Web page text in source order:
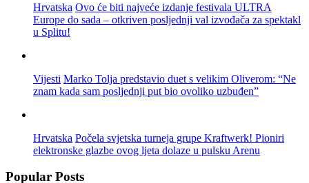
Hrvatska Ovo će biti najveće izdanje festivala ULTRA
Europe do sada – otkriven posljednji val izvođača za spektakl
u Splitu!
Vijesti Marko Tolja predstavio duet s velikim Oliverom: “Ne
znam kada sam posljednji put bio ovoliko uzbuđen”
Hrvatska Počela svjetska turneja grupe Kraftwerk! Pioniri
elektronske glazbe ovog ljeta dolaze u pulsku Arenu
Popular Posts